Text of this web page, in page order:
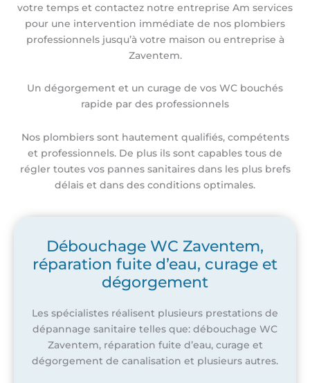
votre temps et contactez notre entreprise Am services
pour une intervention immédiate de nos plombiers
professionnels jusqu’à votre maison ou entreprise à
Zaventem.
Un dégorgement et un curage de vos WC bouchés
rapide par des professionnels
Nos plombiers sont hautement qualifiés, compétents
et professionnels. De plus ils sont capables tous de
régler toutes vos pannes sanitaires dans les plus brefs
délais et dans des conditions optimales.
Débouchage WC Zaventem,
réparation fuite d’eau, curage et
dégorgement
Les spécialistes réalisent plusieurs prestations de
dépannage sanitaire telles que: débouchage WC
Zaventem, réparation fuite d’eau, curage et
dégorgement de canalisation et plusieurs autres.